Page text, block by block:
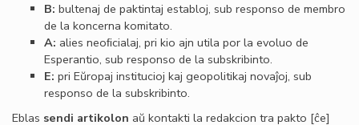
B: bultenaj de paktintaj establoj, sub responso de membro
de la koncerna komitato.
A: alies neoﬁcialaj, pri kio ajn utila por la evoluo de
Esperantio, sub responso de la subskribinto.
E: pri Eŭropaj institucioj kaj geopolitikaj novaĵoj, sub
responso de la subskribinto.
Eblas sendi artikolon aŭ kontakti la redakcion tra pakto [ĉe]